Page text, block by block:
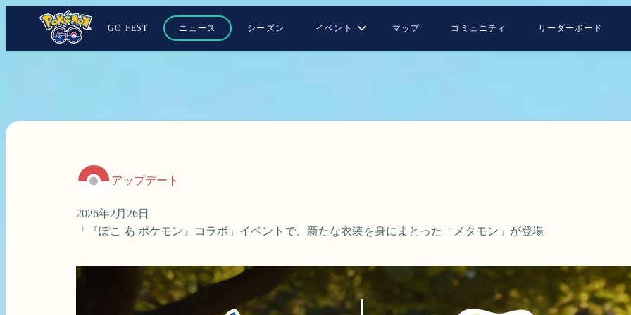
GO FEST ニュース シーズン イベント マップ コミュニティ リーダーボード
アップデート
2026年2月26日
「『ぽこ あ ポケモン』コラボ」イベントで、新たな衣装を身にまとった「メタモン」が登場